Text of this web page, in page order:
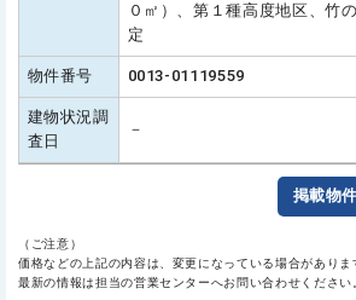
０㎡）、第１種高度地区、竹
定
物件番号 0013-01119559
建物状況調
査日
－
掲載物
（ご注意）
価格などの上記の内容は、変更になっている場合がありま
最新の情報は担当の営業センターへお問い合わせください